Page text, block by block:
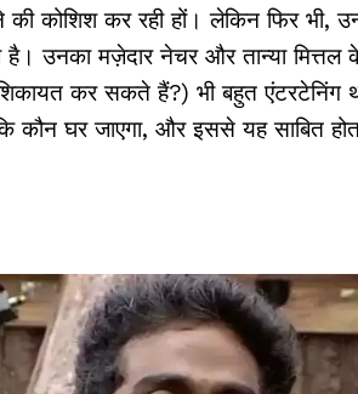
की कोशिश कर रही हों। लेकिन फिर भी,
उनका मज़ेदार नेचर और तान्या मित्तल
शिकायत कर सकते हैं?) भी बहुत
कौन घर जाएगा, और इससे यह साबित